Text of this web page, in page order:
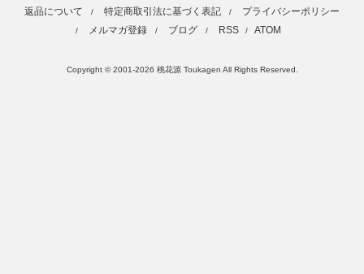
返品について / 特定商取引法に基づく表記 / プライバシーポリシー
/ メルマガ登録 / ブログ / RSS / ATOM
Copyright © 2001-2026 桃花源 Toukagen All Rights Reserved.